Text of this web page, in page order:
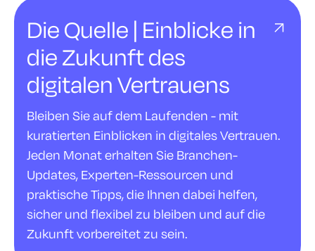
Die Quelle | Einblicke in
die Zukunft des
digitalen Vertrauens
Bleiben Sie auf dem Laufenden - mit
kuratierten Einblicken in digitales Vertrauen.
Jeden Monat erhalten Sie Branchen-
Updates, Experten-Ressourcen und
praktische Tipps, die Ihnen dabei helfen,
sicher und flexibel zu bleiben und auf die
Zukunft vorbereitet zu sein.